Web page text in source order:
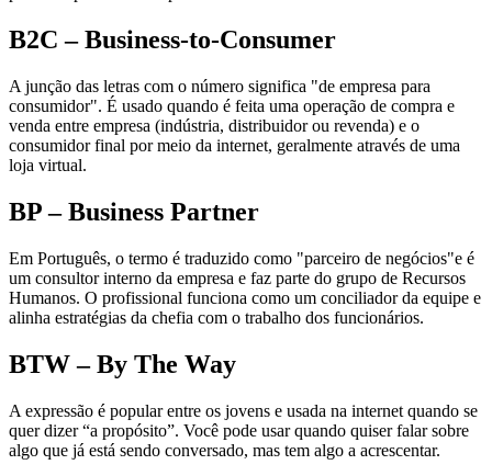
B2C – Business-to-Consumer
A junção das letras com o número significa "de empresa para
consumidor". É usado quando é feita uma operação de compra e
venda entre empresa (indústria, distribuidor ou revenda) e o
consumidor final por meio da internet, geralmente através de uma
loja virtual.
BP – Business Partner
Em Português, o termo é traduzido como "parceiro de negócios"e é
um consultor interno da empresa e faz parte do grupo de Recursos
Humanos. O profissional funciona como um conciliador da equipe e
alinha estratégias da chefia com o trabalho dos funcionários.
BTW – By The Way
A expressão é popular entre os jovens e usada na internet quando se
quer dizer “a propósito”. Você pode usar quando quiser falar sobre
algo que já está sendo conversado, mas tem algo a acrescentar.